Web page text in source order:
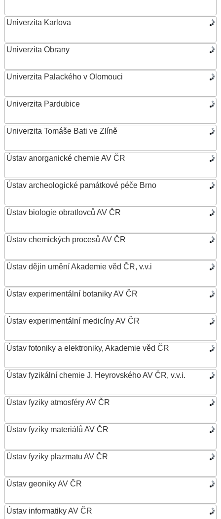
Univerzita Karlova
Univerzita Obrany
Univerzita Palackého v Olomouci
Univerzita Pardubice
Univerzita Tomáše Bati ve Zlíně
Ústav anorganické chemie AV ČR
Ústav archeologické památkové péče Brno
Ústav biologie obratlovců AV ČR
Ústav chemických procesů AV ČR
Ústav dějin umění Akademie věd ČR, v.v.i
Ústav experimentální botaniky AV ČR
Ústav experimentální medicíny AV ČR
Ústav fotoniky a elektroniky, Akademie věd ČR
Ústav fyzikální chemie J. Heyrovského AV ČR, v.v.i.
Ústav fyziky atmosféry AV ČR
Ústav fyziky materiálů AV ČR
Ústav fyziky plazmatu AV ČR
Ústav geoniky AV ČR
Ústav informatiky AV ČR